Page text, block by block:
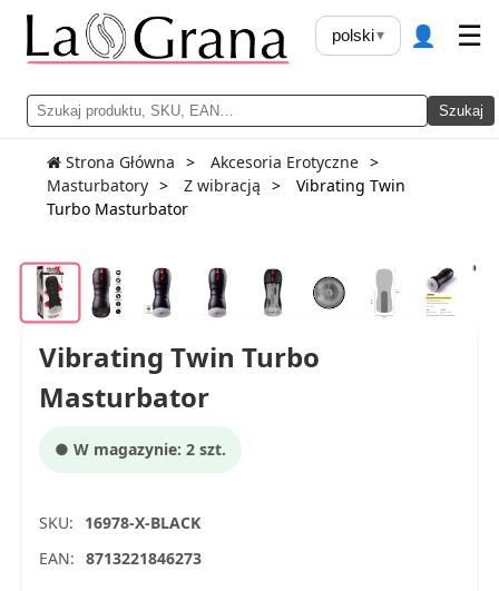
Szukaj
polski▾ 👤 ☰
Strona Główna
Akcesoria Erotyczne
Masturbatory
Z wibracją
Vibrating Twin
Turbo Masturbator
Vibrating Twin Turbo
Masturbator
● W magazynie: 2 szt.
SKU:
16978-X-BLACK
EAN: 8713221846273